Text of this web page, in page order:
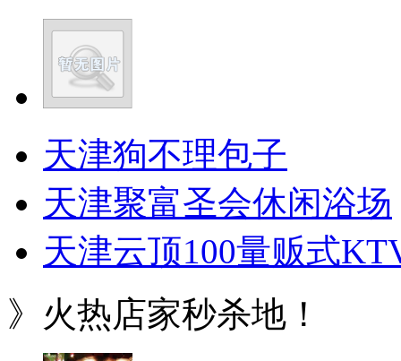
天津狗不理包子
天津聚富圣会休闲浴场
天津云顶100量贩式
》火热店家秒杀地！